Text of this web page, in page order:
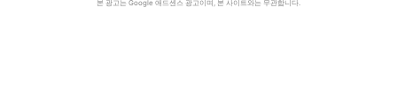
본 광고는 Google 애드센스 광고이며, 본 사이트와는 무관합니다.